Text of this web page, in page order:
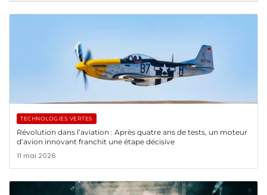
TECHNOLOGIES VERTES
Révolution dans l’aviation : Après quatre ans de tests, un moteur
d’avion innovant franchit une étape décisive
11 mai 2026